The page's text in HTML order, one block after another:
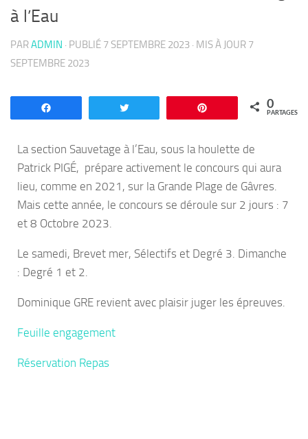
à l’Eau
PARADMIN · PUBLIÉ 7 SEPTEMBRE 2023 · MIS À JOUR 7
SEPTEMBRE 2023
Enregistrer 0
PARTAGES
La section Sauvetage à l’Eau, sous la houlette de
Patrick PIGÉ, prépare activement le concours qui aura
lieu, comme en 2021, sur la Grande Plage de Gâvres.
Mais cette année, le concours se déroule sur 2 jours : 7
et 8 Octobre 2023.
Le samedi, Brevet mer, Sélectifs et Degré 3. Dimanche
: Degré 1 et 2.
Dominique GRE revient avec plaisir juger les épreuves.
Feuille engagement
Réservation Repas